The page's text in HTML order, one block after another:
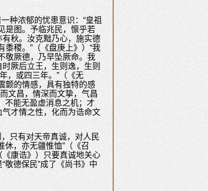
种浓郁的忧患意识：“皇祖
是图。予临兆民，懔乎若
秋。汝克黜乃心，施实德
稷。”（《盘庚上》）“我
敬厥德，乃早坠厥命。我
厥后立王，生则逸，生则
，或四三年。”（《无
颤的情感，具有独特的感
文昌，情深而文挚，气昌
不能无盈虚消息之机；才
才情之性，化而为诰命文
只有对天帝真诚，对人民
休，亦无疆惟恤”（《召
康诰》）只要真诚地关心
敬德保民”成了《尚书》中